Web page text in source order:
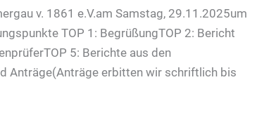
v. 1861 e.V.am Samstag, 29.11.2025um
TOP 1: BegrüßungTOP 2: Bericht
5: Berichte aus den
Anträge(Anträge erbitten wir schriftlich bis